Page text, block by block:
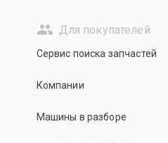
Для покупателей
Сервис поиска запчастей
Компании
Машины в разборе